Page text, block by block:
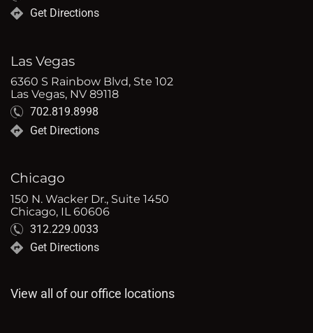
Get Directions
Las Vegas
6360 S Rainbow Blvd, Ste 102
Las Vegas, NV 89118
702.819.8998
Get Directions
Chicago
150 N. Wacker Dr., Suite 1450
Chicago, IL 60606
312.229.0033
Get Directions
View all of our office locations